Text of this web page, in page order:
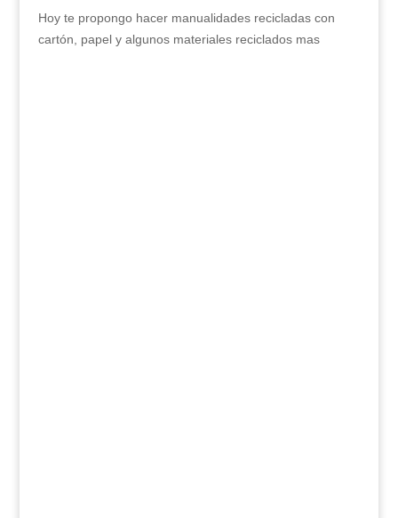
Hoy te propongo hacer manualidades recicladas con
cartón, papel y algunos materiales reciclados mas